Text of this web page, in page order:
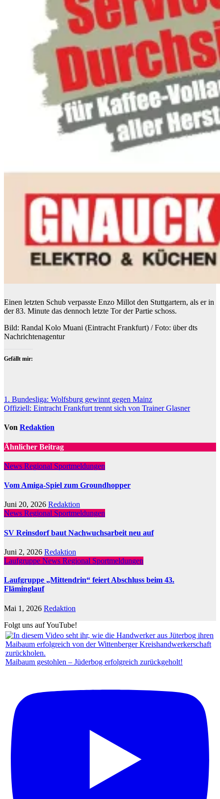
Einen letzten Schub verpasste Enzo Millot den Stuttgartern, als er in
der 83. Minute das dennoch letzte Tor der Partie schoss.
Bild: Randal Kolo Muani (Eintracht Frankfurt) / Foto: über dts
Nachrichtenagentur
Gefällt mir:
Beitragsnavigation
1. Bundesliga: Wolfsburg gewinnt gegen Mainz
Offiziell: Eintracht Frankfurt trennt sich von Trainer Glasner
Von Redaktion
Ähnlicher Beitrag
News Regional Sportmeldungen
Vom Amiga-Spiel zum Groundhopper
Juni 20, 2026 Redaktion
News Regional Sportmeldungen
SV Reinsdorf baut Nachwuchsarbeit neu auf
Juni 2, 2026 Redaktion
Laufgruppe News Regional Sportmeldungen
Laufgruppe „Mittendrin“ feiert Abschluss beim 43.
Fläminglauf
Mai 1, 2026 Redaktion
Folgt uns auf YouTube!
Maibaum gestohlen – Jüderbog erfolgreich zurückgeholt!